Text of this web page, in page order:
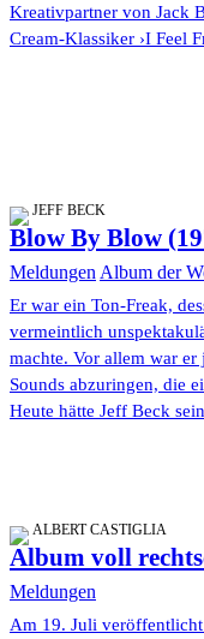
Kreativpartner von Jack
Cream-Klassiker ›I Feel
JEFF BECK
Blow By Blow
Meldungen Album der
Er war ein Ton-Freak,
vermeintlich
machte. Vor allem war er
Sounds abzuringen, die
Heute hätte Jeff Beck
ALBERT CASTIGLIA
Album voll
Meldungen
Am 19. Juli